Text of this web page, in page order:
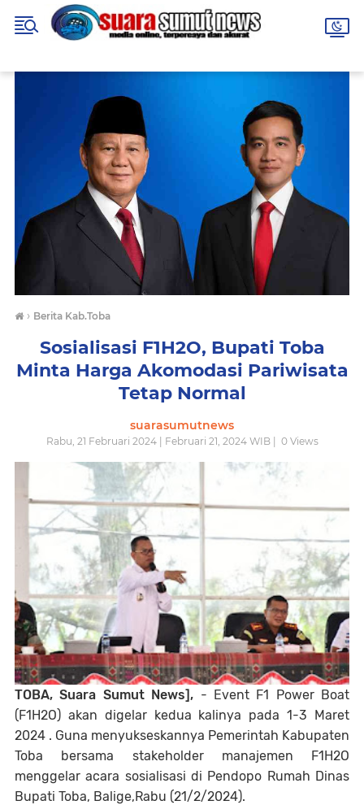
› Berita Kab.Toba
Sosialisasi F1H2O, Bupati Toba
Minta Harga Akomodasi Pariwisata
Tetap Normal
suarasumutnews
Rabu, 21 Februari 2024 | Februari 21, 2024 WIB | 0Views
TOBA, Suara Sumut News], - Event F1 Power Boat
(F1H2O) akan digelar kedua kalinya pada 1-3 Maret
2024 . Guna menyukseskannya Pemerintah Kabupaten
Toba bersama stakeholder manajemen F1H2O
menggelar acara sosialisasi di Pendopo Rumah Dinas
Bupati Toba, Balige,Rabu (21/2/2024).